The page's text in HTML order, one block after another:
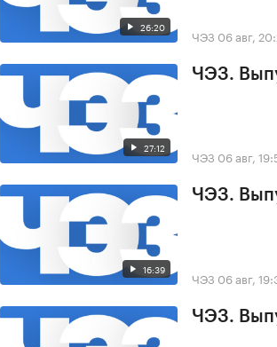
26:20 ЧЭЗ 06 авг,
27:12
ЧЭЗ.
ЧЭЗ 06 авг,
16:39
ЧЭЗ.
ЧЭЗ 06 авг,
ЧЭЗ.